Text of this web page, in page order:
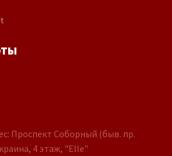
Проспект Соборный (быв. пр.
4 этаж, "Elle"